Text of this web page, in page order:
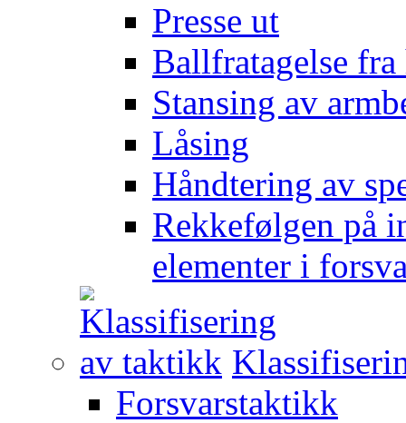
Presse ut
Ballfratagelse fra
Stansing av
Låsing
Håndtering av
Rekkefølgen på
elementer i
Forsvarstaktikk